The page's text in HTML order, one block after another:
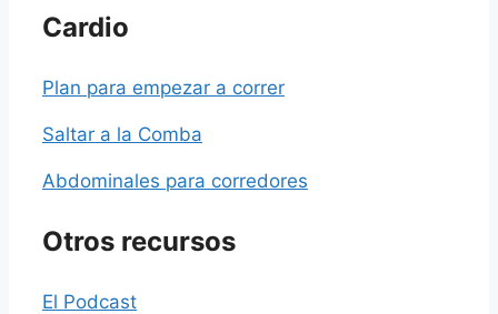
Cardio
Plan para empezar a correr
Saltar a la Comba
Abdominales para corredores
Otros recursos
El Podcast